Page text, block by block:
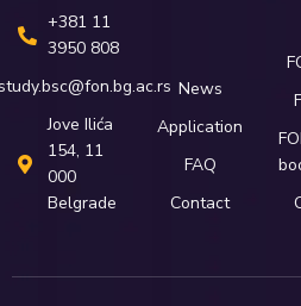
+381 11
3950 808
Јove Ilića
154, 11
000
Belgrade
News
Application
FAQ
Contact